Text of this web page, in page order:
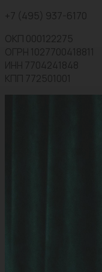
+7 (495) 937-6170
ОКП 000122275